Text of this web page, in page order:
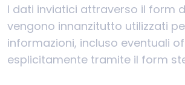
I dati inviatici attraverso il form
vengono innanzitutto utilizzati
informazioni, incluso eventuali
esplicitamente tramite il form